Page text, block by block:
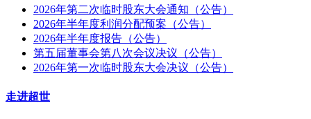
2026年第二次临时股东大会通知（公告）
2026年半年度利润分配预案（公告）
2026年半年度报告（公告）
第五届董事会第八次会议决议（公告）
2026年第一次临时股东大会决议（公告）
走进超世